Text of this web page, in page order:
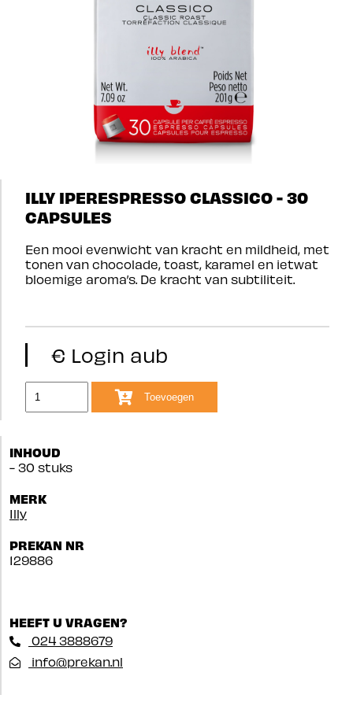
ILLY IPERESPRESSO CLASSICO - 30
CAPSULES
Een mooi evenwicht van kracht en mildheid, met
tonen van chocolade, toast, karamel en ietwat
bloemige aroma’s. De kracht van subtiliteit.
€ Login aub
Toevoegen
INHOUD
- 30 stuks
MERK
Illy
PREKAN NR
129886
HEEFT U VRAGEN?
024 3888679
info@prekan.nl